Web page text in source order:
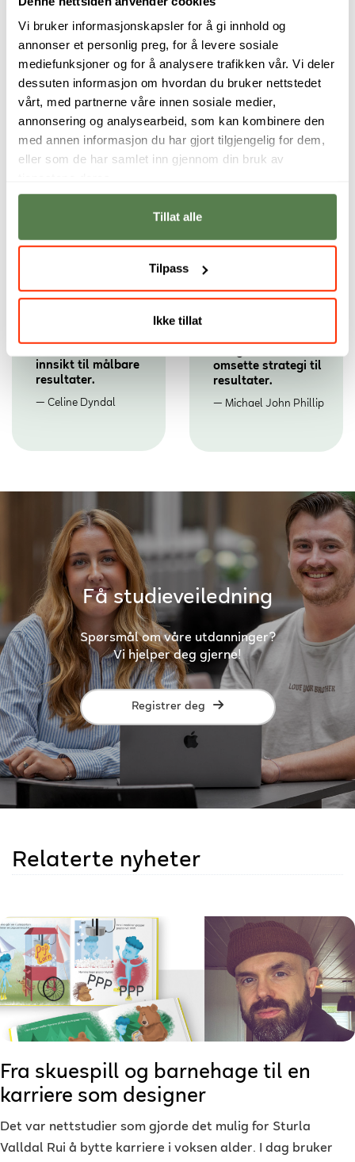
Vi bruker informasjonskapsler for å gi innhold og
annonser et personlig preg, for å levere sosiale
mediefunksjoner og for å analysere trafikken vår. Vi deler
dessuten informasjon om hvordan du bruker nettstedet
vårt, med partnerne våre innen sosiale medier,
annonsering og analysearbeid, som kan kombinere den
med annen informasjon du har gjort tilgjengelig for dem,
eller som de har samlet inn gjennom din bruk av
Tillat alle
Tilpass
Ikke tillat
Vårt fagpersonell
Å forstå hva som
en nøkkelferdighet
innsikt til målbare
resultater.
Celine Dyndal
Er du nysgjerrig på
hvordan du kan
omsette strategi til
resultater.
Michael John Phillip
Få studieveiledning
Spørsmål om våre utdanninger?
Vi hjelper deg gjerne!
Registrer deg
Relaterte nyheter
Fra skuespill og barnehage til en
karriere som designer
Det var nettstudier som gjorde det mulig for Sturla
Valldal Rui å bytte karriere i voksen alder. I dag bruker